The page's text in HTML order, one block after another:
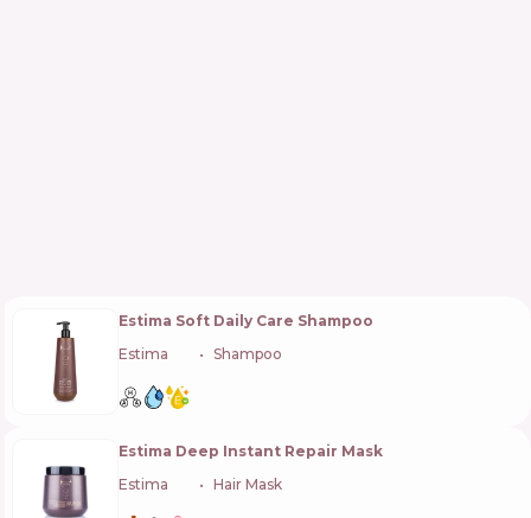
Estima Soft Daily Care Shampoo
Estima
Shampoo
Estima Deep Instant Repair Mask
Estima
Hair Mask